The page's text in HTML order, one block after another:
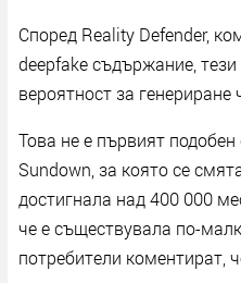
Според Reality Defender,
deepfake съдържание, тези
вероятност за генериране
Това не е първият
Sundown, за която се
достигнала над 400 000
че е съществувала по-
потребители коментират,